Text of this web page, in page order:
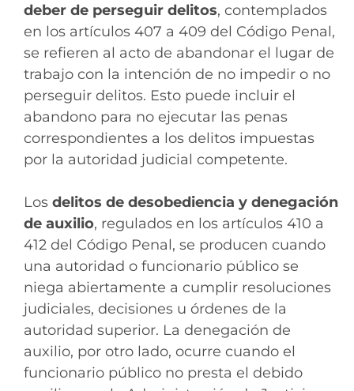
deber de perseguir delitos, contemplados
en los artículos 407 a 409 del Código Penal,
se refieren al acto de abandonar el lugar de
trabajo con la intención de no impedir o no
perseguir delitos. Esto puede incluir el
abandono para no ejecutar las penas
correspondientes a los delitos impuestas
por la autoridad judicial competente.
Los delitos de desobediencia y denegación
de auxilio, regulados en los artículos 410 a
412 del Código Penal, se producen cuando
una autoridad o funcionario público se
niega abiertamente a cumplir resoluciones
judiciales, decisiones u órdenes de la
autoridad superior. La denegación de
auxilio, por otro lado, ocurre cuando el
funcionario público no presta el debido